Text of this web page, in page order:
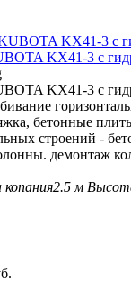
KX41-3 с
KX41-3 с
бетонные
строений -
демонтаж
копания2.5 м